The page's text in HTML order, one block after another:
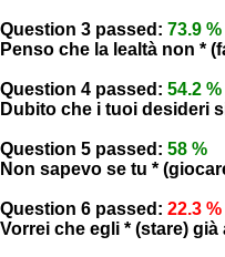
Question 3 passed: 73.9 %
Penso che la lealtà non *
Question 4 passed: 54.2 %
Dubito che i tuoi desideri
Question 5 passed: 58 %
Non sapevo se tu *
Question 6 passed: 22.3 %
Vorrei che egli * (stare) già